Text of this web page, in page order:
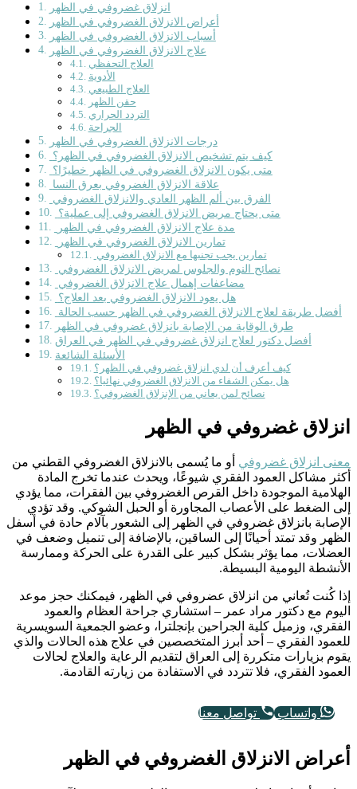
انزلاق غضروفي في الظهر
أعراض الانزلاق الغضروفي في الظهر
أسباب الانزلاق الغضروفي في الظهر
علاج الانزلاق الغضروفي في الظهر
العلاج التحفظي
الأدوية
العلاج الطبيعي
حقن الظهر
التردد الحراري
الجراحة
درجات الانزلاق الغضروفي في الظهر
كيف يتم تشخيص الانزلاق الغضروفي في الظهر؟
متى يكون الانزلاق الغضروفي في الظهر خطيرًا؟
علاقة الانزلاق الغضروفي بعرق النسا
الفرق بين ألم الظهر العادي والانزلاق الغضروفي
متى يحتاج مريض الانزلاق الغضروفي إلى عملية؟
مدة علاج الانزلاق الغضروفي في الظهر
تمارين الانزلاق الغضروفي في الظهر
تمارين يجب تجنبها مع الانزلاق الغضروفي
نصائح النوم والجلوس لمريض الانزلاق الغضروفي
مضاعفات إهمال علاج الانزلاق الغضروفي
هل يعود الانزلاق الغضروفي بعد العلاج؟
أفضل طريقة لعلاج الانزلاق الغضروفي في الظهر حسب الحالة
طرق الوقاية من الإصابة بانزلاق غضروفي في الظهر
أفضل دكتور لعلاج انزلاق غضروفي في الظهر في العراق
الأسئلة الشائعة
كيف أعرف أن لدي انزلاق غضروفي في الظهر؟
هل يمكن الشفاء من الانزلاق الغضروفي نهائيا؟
نصائح لمن يعاني من الإنزلاق الغضروفي؟
انزلاق غضروفي في الظهر
معنى انزلاق غضروفي أو ما يُسمى بالانزلاق الغضروفي القطني من
أكثر مشاكل العمود الفقري شيوعًا، ويحدث عندما تخرج المادة
الهلامية الموجودة داخل القرص الغضروفي بين الفقرات، مما يؤدي
إلى الضغط على الأعصاب المجاورة أو الحبل الشوكي. وقد تؤدي
الإصابة بانزلاق غضروفي في الظهر إلى الشعور بآلام حادة في أسفل
الظهر وقد تمتد أحيانًا إلى الساقين، بالإضافة إلى تنميل وضعف في
العضلات، مما يؤثر بشكل كبير على القدرة على الحركة وممارسة
الأنشطة اليومية البسيطة.
إذا كُنت تُعاني من انزلاق عضروفي في الظهر، فيمكنك حجز موعد
اليوم مع دكتور مراد عمر – استشاري جراحة العظام والعمود
الفقري، وزميل كلية الجراحين بإنجلترا، وعضو الجمعية السويسرية
للعمود الفقري – أحد أبرز المتخصصين في علاج هذه الحالات والذي
يقوم بزيارات متكررة إلى العراق لتقديم الرعاية والعلاج لحالات
العمود الفقري، فلا تتردد في الاستفادة من زيارته القادمة.
واتساب تواصل معنا
أعراض الانزلاق الغضروفي في الظهر